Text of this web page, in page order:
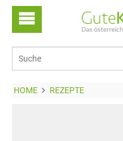
HOME REZEPTE